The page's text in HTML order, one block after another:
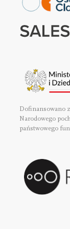
Dofinansowano
Narodowego
państwowego